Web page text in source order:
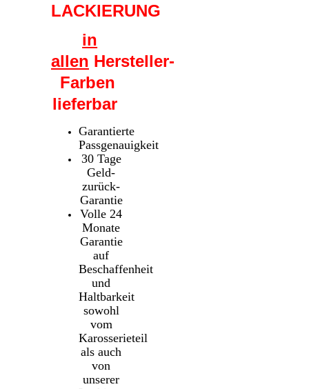
LACKIERUNG
in
allen Hersteller-
Farben
lieferbar
Garantierte
Passgenauigkeit
30 Tage
Geld-
zurück-
Garantie
Volle 24
Monate
Garantie
auf
Beschaffenheit
und
Haltbarkeit
sowohl
vom
Karosserieteil
als auch
von
unserer